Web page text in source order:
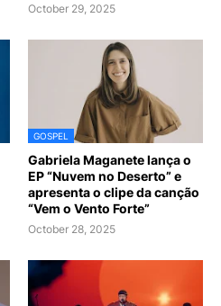
October 29, 2025
GOSPEL
Gabriela Maganete lança o
EP “Nuvem no Deserto” e
apresenta o clipe da canção
“Vem o Vento Forte”
October 28, 2025